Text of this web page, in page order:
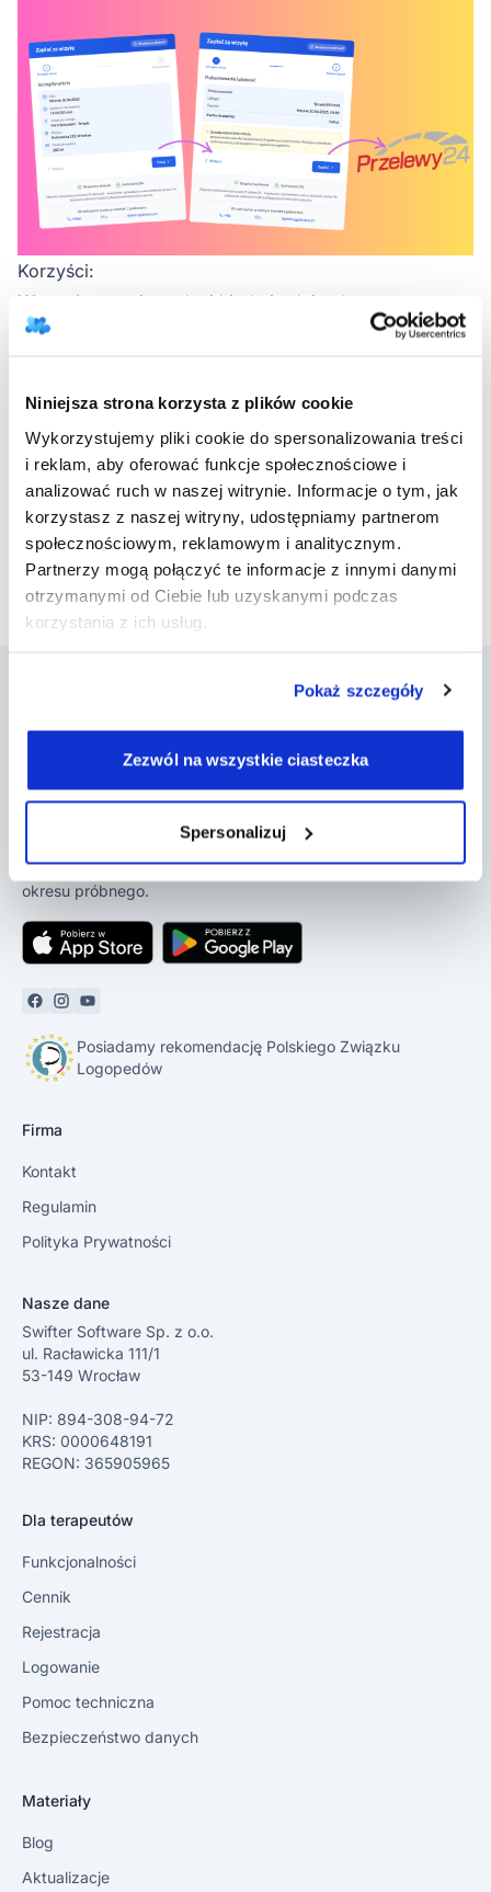
Niniejsza strona korzysta z plików cookie
Wykorzystujemy pliki cookie do spersonalizowania treści
i reklam, aby oferować funkcje społecznościowe i
analizować ruch w naszej witrynie. Informacje o tym, jak
korzystasz z naszej witryny, udostępniamy partnerom
społecznościowym, reklamowym i analitycznym.
Partnerzy mogą połączyć te informacje z innymi danymi
otrzymanymi od Ciebie lub uzyskanymi podczas
korzystania z ich usług.
Pokaż szczegóły
Zezwól na wszystkie ciasteczka
Spersonalizuj
Korzyści:
Wygoda
- pacjent płaci kiedy i gdzie chce
Szybkość
- natychmiastowe potwierdzenie płatności
zabezpieczone transakcje
Funkcjonalność znajdziesz w sekcji przy każdym
spotkaniu z pacjentem.
Powrót do aktualizacji
pomaga psychoterapeutom, psychologom,
logopedom, terapeutom SI i innym w
prowadzeniu ich działalności. Załóż konto i
poznaj jego możliwości w czasie 14-dniowego
okresu próbnego.
Posiadamy rekomendację Polskiego Związku
Logopedów
Firma
Kontakt
Regulamin
Polityka Prywatności
Nasze dane
Swifter Software Sp. z o.o.
ul. Racławicka 111/1
53-149 Wrocław
NIP: 894-308-94-72
KRS: 0000648191
REGON: 365905965
Dla terapeutów
Funkcjonalności
Cennik
Rejestracja
Logowanie
Pomoc techniczna
Bezpieczeństwo danych
Materiały
Blog
Aktualizacje